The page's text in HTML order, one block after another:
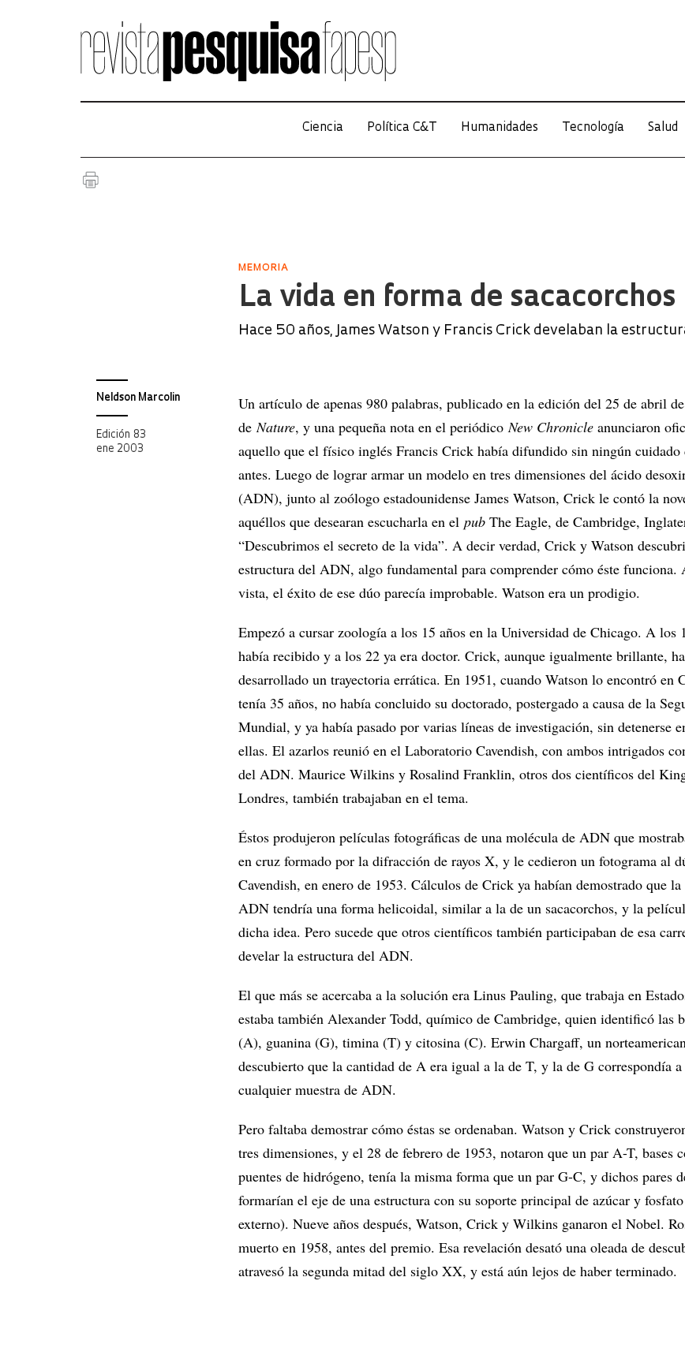
Ciencia Política C&T Humanidades Tecnología Salud
MEMORIA
La vida en forma de sacacorchos
Hace 50 años, James Watson y Francis Crick develaban la
Neldson Marcolin
Edición 83
ene 2003
Un artículo de apenas 980 palabras, publicado en la edición del 25 de abril
deNature, y una pequeña nota en el periódicoNew Chronicle anunciaron
aquello que el físico inglés Francis Crick había difundido sin ningún cuidado
antes. Luego de lograr armar un modelo en tres dimensiones del ácido
(ADN), junto al zoólogo estadounidense James Watson, Crick le contó la
aquéllos que desearan escucharla en el pub The Eagle, de Cambridge,
“Descubrimos el secreto de la vida”. A decir verdad, Crick y Watson
estructura del ADN, algo fundamental para comprender cómo éste funciona.
vista, el éxito de ese dúo parecía improbable. Watson era un prodigio.
Empezó a cursar zoología a los 15 años en la Universidad de Chicago. A los
había recibido y a los 22 ya era doctor. Crick, aunque igualmente brillante,
desarrollado un trayectoria errática. En 1951, cuando Watson lo encontró en
tenía 35 años, no había concluido su doctorado, postergado a causa de la
Mundial, y ya había pasado por varias líneas de investigación, sin detenerse
ellas. El azarlos reunió en el Laboratorio Cavendish, con ambos intrigados
del ADN. Maurice Wilkins y Rosalind Franklin, otros dos científicos del
Londres, también trabajaban en el tema.
Éstos produjeron películas fotográficas de una molécula de ADN que
en cruz formado por la difracción de rayos X, y le cedieron un fotograma al
Cavendish, en enero de 1953. Cálculos de Crick ya habían demostrado que
ADN tendría una forma helicoidal, similar a la de un sacacorchos, y la
dicha idea. Pero sucede que otros científicos también participaban de esa
develar la estructura del ADN.
El que más se acercaba a la solución era Linus Pauling, que trabaja en
estaba también Alexander Todd, químico de Cambridge, quien identificó las
(A), guanina (G), timina (T) y citosina (C). Erwin Chargaff, un
descubierto que la cantidad de A era igual a la de T, y la de G correspondía
cualquier muestra de ADN.
Pero faltaba demostrar cómo éstas se ordenaban. Watson y Crick
tres dimensiones, y el 28 de febrero de 1953, notaron que un par A-T, bases
puentes de hidrógeno, tenía la misma forma que un par G-C, y dichos pares
formarían el eje de una estructura con su soporte principal de azúcar y
externo). Nueve años después, Watson, Crick y Wilkins ganaron el Nobel.
muerto en 1958, antes del premio. Esa revelación desató una oleada de
atravesó la segunda mitad del siglo XX, y está aún lejos de haber terminado.